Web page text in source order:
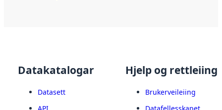
Datakatalogar
Datasett
Hjelp og rettleiing
Brukerveileiing